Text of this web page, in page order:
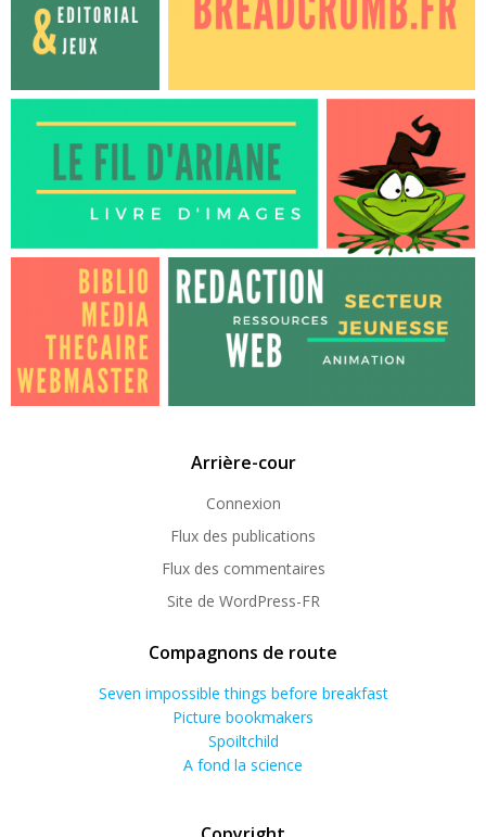
Arrière-cour
Connexion
Flux des publications
Flux des commentaires
Site de WordPress-FR
Compagnons de route
Seven impossible things before breakfast
Picture bookmakers
Spoiltchild
A fond la science